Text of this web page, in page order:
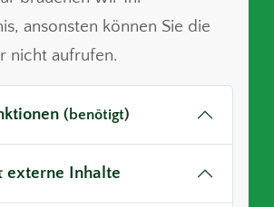
ansonsten können Sie die
nicht aufrufen.
(benötigt)
externe Inhalte